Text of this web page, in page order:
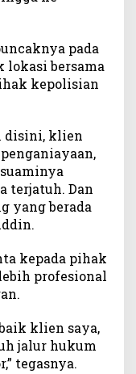
pada
bersama
kepolisian
disini, klien
terjatuh. Dan
yang berada
kepada pihak
profesional
klien saya,
jalur hukum
tegasnya.